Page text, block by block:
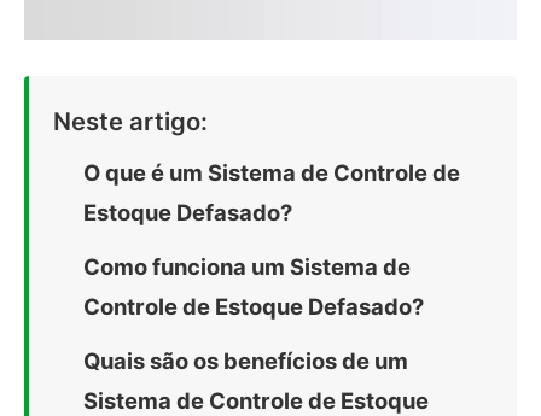
Neste artigo:
O que é um Sistema de Controle de
Estoque Defasado?
Como funciona um Sistema de
Controle de Estoque Defasado?
Quais são os benefícios de um
Sistema de Controle de Estoque